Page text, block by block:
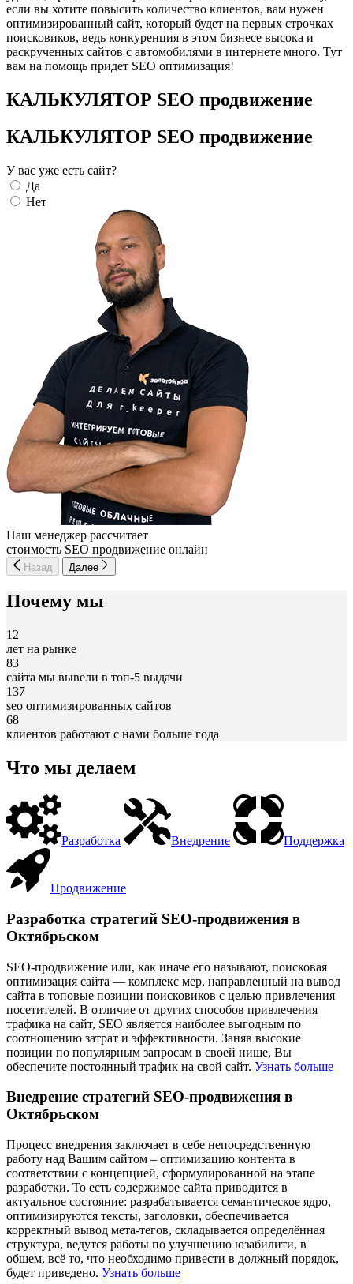
если вы хотите повысить количество клиентов, вам нужен
оптимизированный сайт, который будет на первых строчках
поисковиков, ведь конкуренция в этом бизнесе высока и
раскрученных сайтов с автомобилями в интернете много. Тут
вам на помощь придет SEO оптимизация!
КАЛЬКУЛЯТОР SEO продвижение
КАЛЬКУЛЯТОР SEO продвижение
У вас уже есть сайт?
Да
Нет
Наш менеджер рассчитает
стоимость SEO продвижение онлайн
Назад Далее
Почему мы
12
лет на рынке
83
сайта мы вывели в топ-5 выдачи
137
seo оптимизированных сайтов
68
клиентов работают с нами больше года
Что мы делаем
Разработка Внедрение Поддержка
Продвижение
Разработка стратегий SEO-продвижения в
Октябрьском
SEO-продвижение или, как иначе его называют, поисковая
оптимизация сайта — комплекс мер, направленный на вывод
сайта в топовые позиции поисковиков с целью привлечения
посетителей. В отличие от других способов привлечения
трафика на сайт, SEO является наиболее выгодным по
соотношению затрат и эффективности. Заняв высокие
позиции по популярным запросам в своей нише, Вы
обеспечите постоянный трафик на свой сайт. Узнать больше
Внедрение стратегий SEO-продвижения в
Октябрьском
Процесс внедрения заключает в себе непосредственную
работу над Вашим сайтом – оптимизацию контента в
соответствии с концепцией, сформулированной на этапе
разработки. То есть содержимое сайта приводится в
актуальное состояние: разрабатывается семантическое ядро,
оптимизируются тексты, заголовки, обеспечивается
корректный вывод мета-тегов, складывается определённая
структура, ведутся работы по улучшению юзабилити, в
общем, всё то, что необходимо привести в должный порядок,
будет приведено. Узнать больше